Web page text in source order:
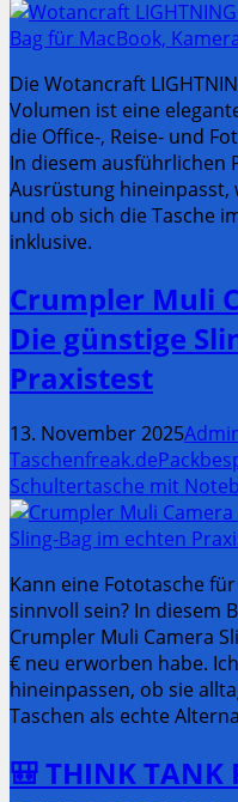
Die Wotancraft
Volumen ist eine
die Office-, Reise- und
In diesem ausführlichen
Ausrüstung hineinpasst,
und ob sich die Tasche
inklusive.
Crumpler Muli
Die günstige
Praxistest
13. November 2025
Taschenfreak.de
Schultertasche mit
Kann eine Fototasche
sinnvoll sein? In diesem
Crumpler Muli Camera
€ neu erworben habe.
hineinpassen, ob sie
Taschen als echte
🎒 THINK TANK